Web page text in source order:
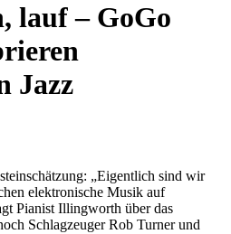
lauf – GoGo
Jazz
„Eigentlich sind wir
elektronische Musik auf
Pianist Illingworth über das
Schlagzeuger Rob Turner und